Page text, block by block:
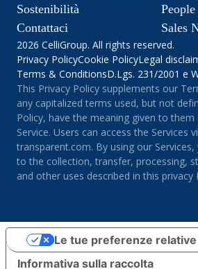
Sostenibilità
People
Contattaci
Sales
2026 CelliGroup. All rights reserved.
Privacy PolicyCookie PolicyLegal
Terms & ConditionsD.Lgs. 231/2001 e
This Privacy Policy supplements our
any capitalized terms used, but not
Policy, have the meaning given to
Service. Users can access the Services
transparent.com. By using our
to the collection, transfer, processing,
and other uses described in this privacy
Informativa sulla raccolta
Le tue preferenze